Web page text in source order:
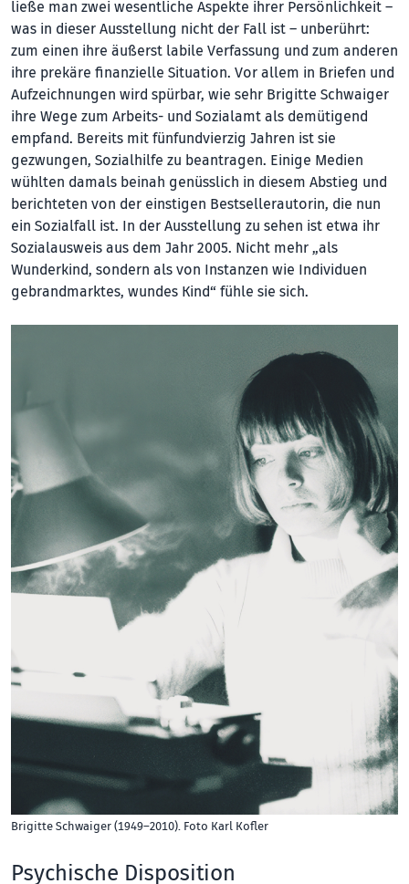
ließe man zwei wesentliche Aspekte ihrer Persönlichkeit –
was in dieser Ausstellung nicht der Fall ist – unberührt:
zum einen ihre äußerst labile Verfassung und zum anderen
ihre prekäre finanzielle Situation. Vor allem in Briefen und
Aufzeichnungen wird spürbar, wie sehr Brigitte Schwaiger
ihre Wege zum Arbeits- und Sozialamt als demütigend
empfand. Bereits mit fünfundvierzig Jahren ist sie
gezwungen, Sozialhilfe zu beantragen. Einige Medien
wühlten damals beinah genüsslich in diesem Abstieg und
berichteten von der einstigen Bestsellerautorin, die nun
ein Sozialfall ist. In der Ausstellung zu sehen ist etwa ihr
Sozialausweis aus dem Jahr 2005. Nicht mehr „als
Wunderkind, sondern als von Instanzen wie Individuen
gebrandmarktes, wundes Kind“ fühle sie sich.
Brigitte Schwaiger (1949–2010). Foto Karl Kofler
Psychische Disposition